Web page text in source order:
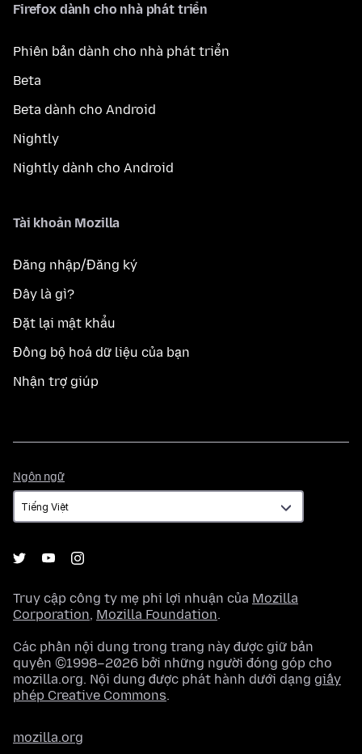
Firefox dành cho nhà phát triển
Phiên bản dành cho nhà phát triển
Beta
Beta dành cho Android
Nightly
Nightly dành cho Android
Tài khoản Mozilla
Đăng nhập/Đăng ký
Đây là gì?
Đặt lại mật khẩu
Đồng bộ hoá dữ liệu của bạn
Nhận trợ giúp
Ngôn ngữ
ngữ
Truy cập công ty mẹ phi lợi nhuận của Mozilla
Corporation, Mozilla Foundation.
Các phần nội dung trong trang này được giữ bản
quyền ©1998–2026 bởi những người đóng góp cho
mozilla.org. Nội dung được phát hành dưới dạng giấy
phép Creative Commons.
mozilla.org